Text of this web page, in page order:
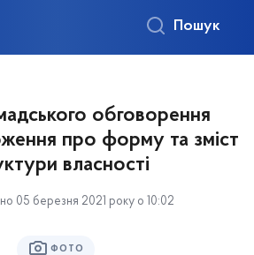
Пошук
обговорення
про форму та зміст
власності
05 березня 2021 року о 10:02
ФОТО